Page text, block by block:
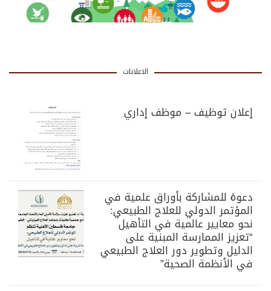
الاعلانات
إعلان توظيف – موظف إداري
دعوة للمشاركة بأوراق علمية في
المؤتمر الدولي للعلاج الطبيعي:
نحو معايير عالمية في التأهيل
“تعزيز الممارسة المبنية على
الدليل وتطوير دور العلاج الطبيعي
في الأنظمة الصحية”